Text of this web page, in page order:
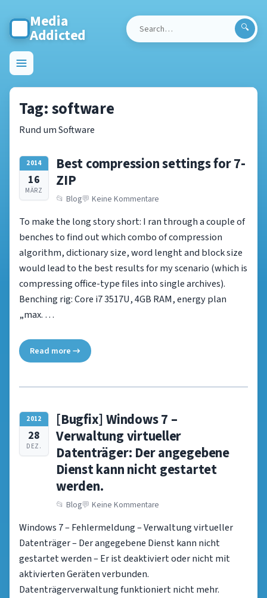
Media
Addicted
Search
Toggle
menu
Tag:software
Rund um Software
2014
16
MÄRZ
Best compression settings for 7-
ZIP
Blog Keine Kommentare
To make the long story short: I ran through a couple of
benches to find out which combo of compression
algorithm, dictionary size, word lenght and block size
would lead to the best results for my scenario (which is
compressing office-type files into single archives).
Benching rig: Core i7 3517U, 4GB RAM, energy plan
„max. …
Read more →
2012
28
DEZ.
[Bugfix] Windows 7 –
Verwaltung virtueller
Datenträger: Der angegebene
Dienst kann nicht gestartet
werden.
Blog Keine Kommentare
Windows 7 – Fehlermeldung – Verwaltung virtueller
Datenträger – Der angegebene Dienst kann nicht
gestartet werden – Er ist deaktiviert oder nicht mit
aktivierten Geräten verbunden.
Datenträgerverwaltung funktioniert nicht mehr.